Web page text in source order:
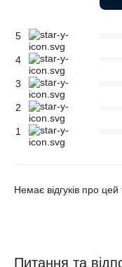
5
4
3
2
1
Немає відгуків про цей
Питання та